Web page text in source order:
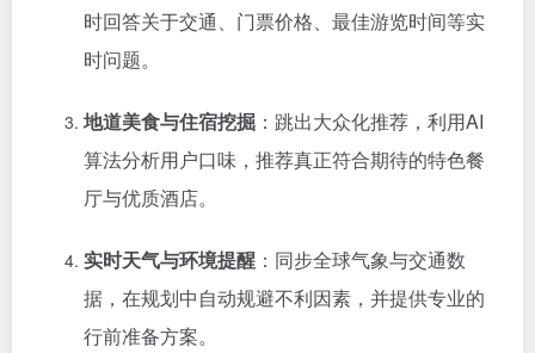
时回答关于交通、门票价格、最佳游览时间等实
时问题。
地道美食与住宿挖掘 ：跳出大众化推荐，利用AI
算法分析用户口味，推荐真正符合期待的特色餐
厅与优质酒店。
实时天气与环境提醒 ：同步全球气象与交通数
据，在规划中自动规避不利因素，并提供专业的
行前准备方案。